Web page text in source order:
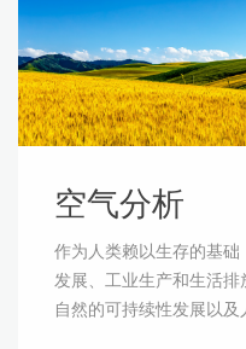
空气分析
作为人类赖以生存的基
发展、工业生产和生活排
自然的可持续性发展以及